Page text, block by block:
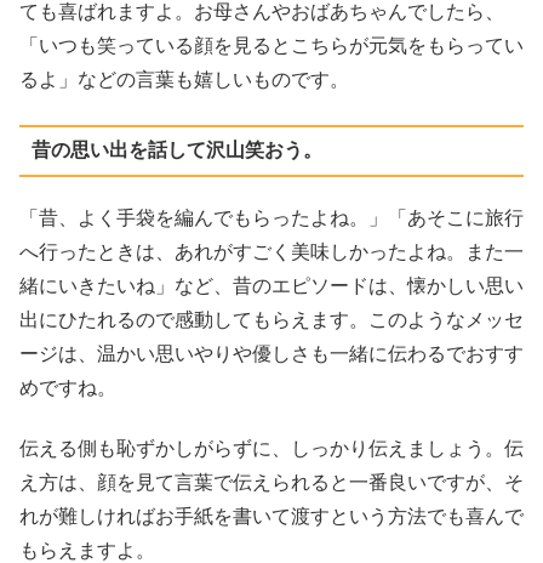
ても喜ばれますよ。お母さんやおばあちゃんでしたら、
「いつも笑っている顔を見るとこちらが元気をもらってい
るよ」などの言葉も嬉しいものです。
昔の思い出を話して沢山笑おう。
「昔、よく手袋を編んでもらったよね。」「あそこに旅行
へ行ったときは、あれがすごく美味しかったよね。また一
緒にいきたいね」など、昔のエピソードは、懐かしい思い
出にひたれるので感動してもらえます。このようなメッセ
ージは、温かい思いやりや優しさも一緒に伝わるでおすす
めですね。
伝える側も恥ずかしがらずに、しっかり伝えましょう。伝
え方は、顔を見て言葉で伝えられると一番良いですが、そ
れが難しければお手紙を書いて渡すという方法でも喜んで
もらえますよ。